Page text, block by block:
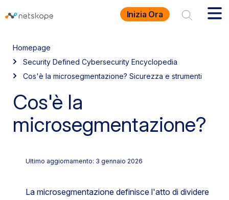
Inizia Ora
Homepage
Security Defined Cybersecurity Encyclopedia
Cos'è la microsegmentazione? Sicurezza e strumenti
Cos'è la
microsegmentazione?
Ultimo aggiornamento: 3 gennaio 2026
La microsegmentazione definisce l'atto di dividere